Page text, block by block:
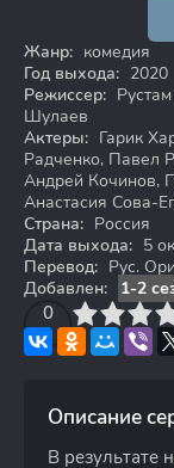
Жанр: комедия
Год выхода: 2020
Режиссер:
Шулаев
Актеры: Гарик
Радченко, Павел
Андрей Кочинов,
Анастасия Сова-
Страна: Россия
Дата выхода: 5
Перевод: Рус.
Добавлен:
1-2
0
4 6 7 8
Описание
В результате